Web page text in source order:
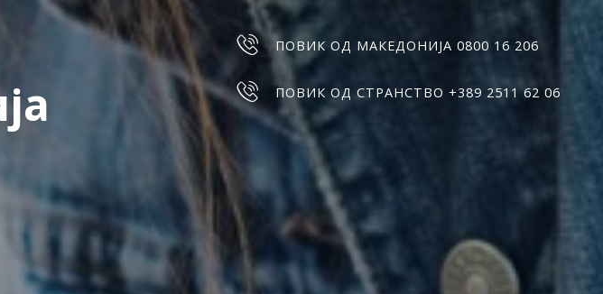
ПОВИК ОД МАКЕДОНИЈА 0800 16 206
ПОВИК ОД СТРАНСТВО +389 2511 62 06